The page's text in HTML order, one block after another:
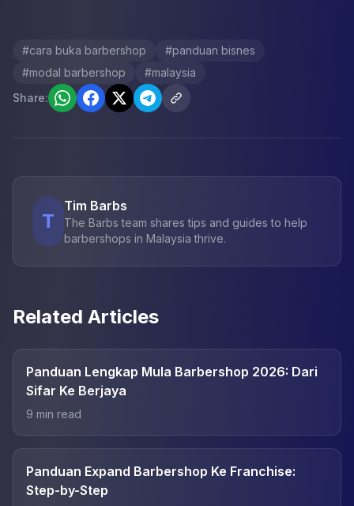
#cara buka barbershop #panduan bisnes
#modal barbershop #malaysia
Share:
T
Tim Barbs
The Barbs team shares tips and guides to help
barbershops in Malaysia thrive.
Related Articles
Panduan Lengkap Mula Barbershop 2026: Dari
Sifar Ke Berjaya
9 min read
Panduan Expand Barbershop Ke Franchise:
Step-by-Step